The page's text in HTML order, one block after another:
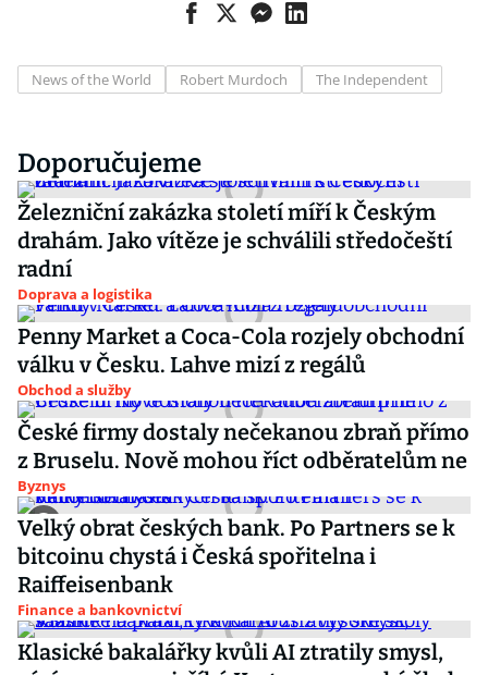
News of the World Robert Murdoch The Independent
Doporučujeme
Železniční zakázka století míří k Českým
drahám. Jako vítěze je schválili středočeští
radní
Doprava a logistika
Penny Market a Coca-Cola rozjely obchodní
válku v Česku. Lahve mizí z regálů
Obchod a služby
České firmy dostaly nečekanou zbraň přímo
z Bruselu. Nově mohou říct odběratelům ne
Byznys
Velký obrat českých bank. Po Partners se k
bitcoinu chystá i Česká spořitelna i
Raiffeisenbank
Finance a bankovnictví
Klasické bakalářky kvůli AI ztratily smysl,